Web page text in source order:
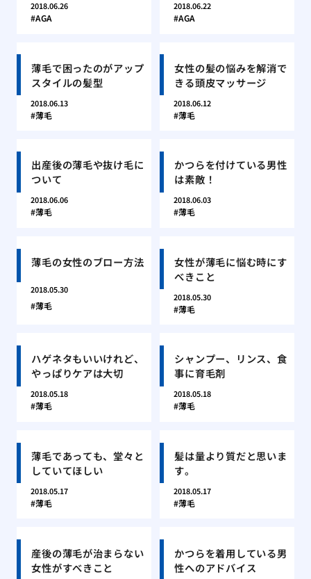
2018.06.26
AGA
2018.06.22
AGA
薄毛で困ったのがアップ
スタイルの髪型
2018.06.13
薄毛
女性の髪の悩みを解消で
きる頭皮マッサージ
2018.06.12
薄毛
出産後の薄毛や抜け毛に
ついて
2018.06.06
薄毛
かつらを付けている男性
は素敵！
2018.06.03
薄毛
薄毛の女性のブロー方法
2018.05.30
薄毛
女性が薄毛に悩む時にす
べきこと
2018.05.30
薄毛
ハゲネタもいいけれど、
やっぱりケアは大切
2018.05.18
薄毛
シャンプー、リンス、食
事に育毛剤
2018.05.18
薄毛
薄毛であっても、堂々と
していてほしい
2018.05.17
薄毛
髪は量より質だと思いま
す。
2018.05.17
薄毛
産後の薄毛が治まらない
女性がすべきこと
かつらを着用している男
性へのアドバイス